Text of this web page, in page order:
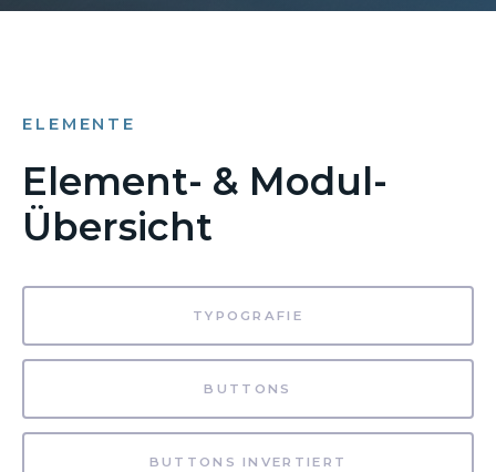
ELEMENTE
Element- & Modul-
Übersicht
TYPOGRAFIE
BUTTONS
BUTTONS INVERTIERT